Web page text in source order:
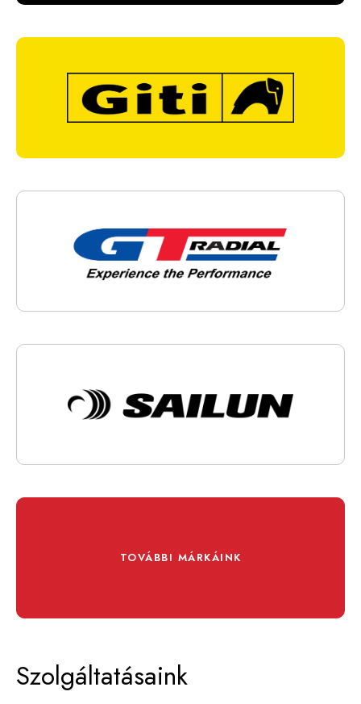
TOVÁBBI MÁRKÁINK
Szolgáltatásaink